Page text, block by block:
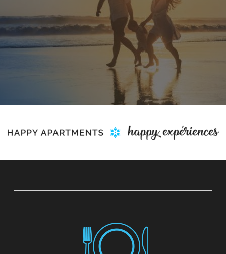
#commeàlamaison